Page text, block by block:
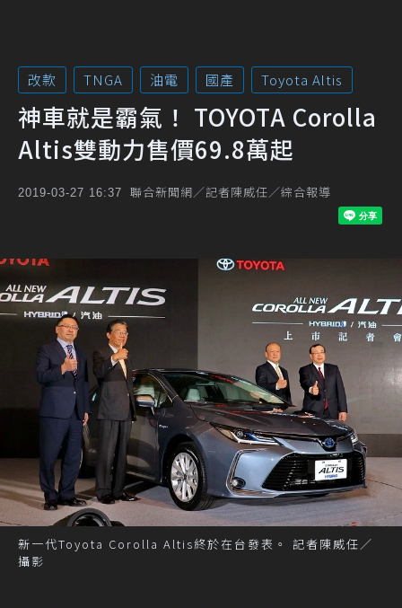
改款 TNGA 油電 國產 Toyota Altis
神車就是霸氣！ TOYOTA Corolla
Altis雙動力售價69.8萬起
2019-03-27 16:37 聯合新聞網／記者陳威任／綜合報導
新一代Toyota Corolla Altis終於在台發表。 記者陳威任／
攝影